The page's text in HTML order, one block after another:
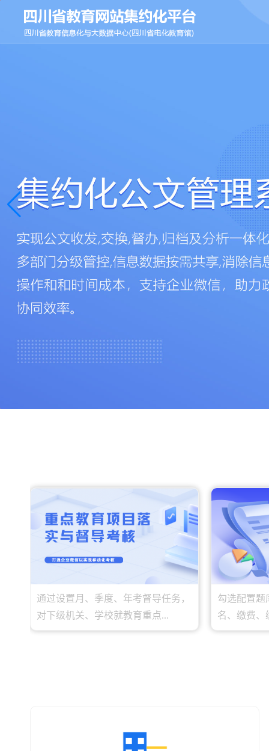
通过设置月、季度、年考督导任务，
对下级机关、学校就教育重点...
勾选配置题
名、缴费、